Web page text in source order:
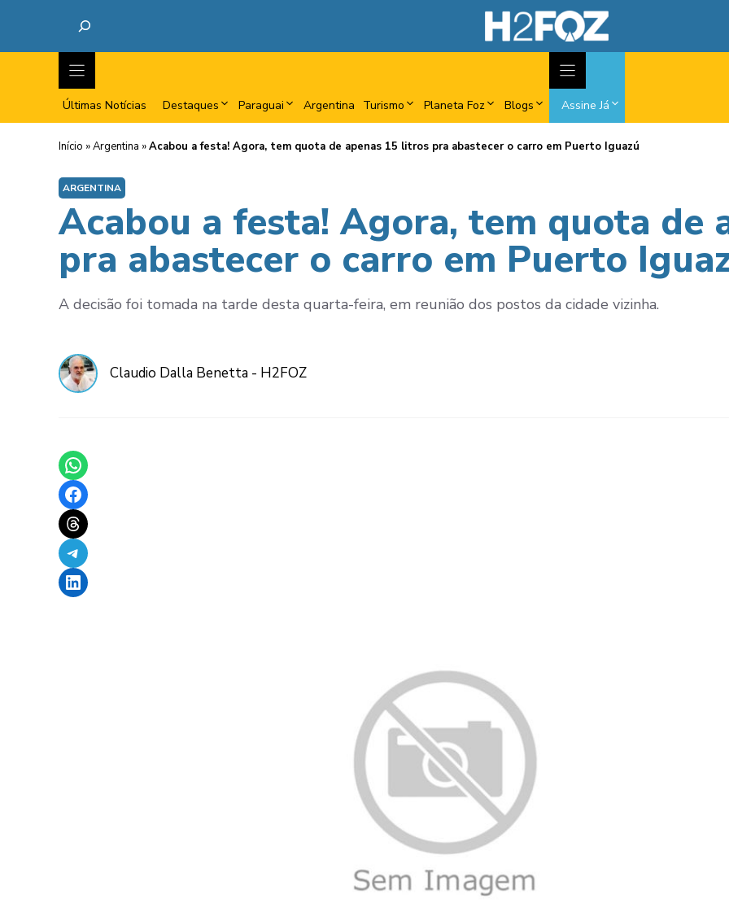
Últimas Notícias Destaques Paraguai Argentina Turismo Planeta Foz Blogs Assine Já
Início »Argentina »Acabou a festa! Agora, tem quota de apenas 15 litros pra abastecer o carro em Puerto Iguazú
ARGENTINA
Acabou a festa! Agora, tem quota de
pra abastecer o carro em Puerto
A decisão foi tomada na tarde desta quarta-feira, em reunião dos postos da cidade vizinha.
Claudio Dalla Benetta - H2FOZ
Share on WhatsApp
Share on Facebook
Share on Threads
Share on Telegram
Share on LinkedIn